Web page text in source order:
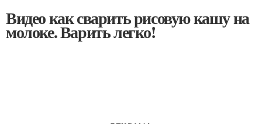
Видео как сварить рисовую кашу на
молоке. Варить легко!